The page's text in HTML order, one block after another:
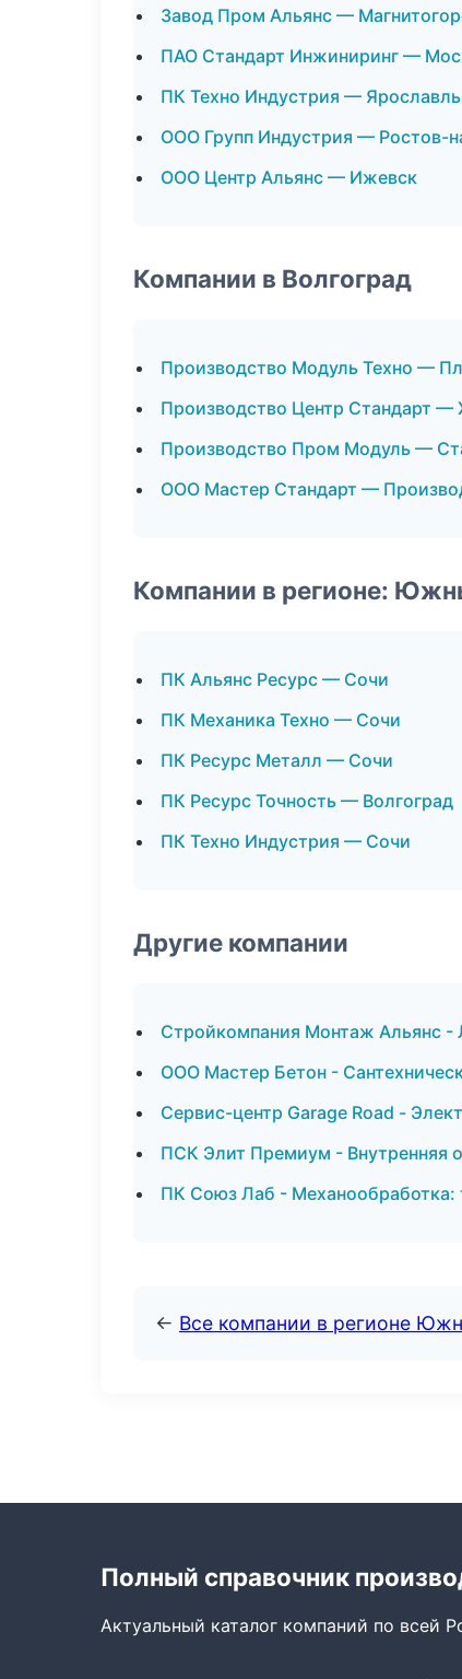
Завод Пром Альянс —
ПАО Стандарт Инжиниринг —
ПК Техно Индустрия — Ярославль
ООО Групп Индустрия — Ростов-
ООО Центр Альянс — Ижевск
Компании в Волгоград
Производство Модуль Техно —
Производство Центр Стандарт —
Производство Пром Модуль —
ООО Мастер Стандарт —
Компании в регионе:
ПК Альянс Ресурс — Сочи
ПК Механика Техно — Сочи
ПК Ресурс Металл — Сочи
ПК Ресурс Точность — Волгоград
ПК Техно Индустрия — Сочи
Другие компании
Стройкомпания Монтаж Альянс -
ООО Мастер Бетон -
Сервис-центр Garage Road -
ПСК Элит Премиум - Внутренняя
ПК Союз Лаб - Механообработка:
← Все компании в регионе
Полный справочник
Актуальный каталог компаний по всей